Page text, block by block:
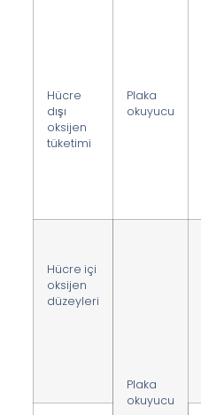
Hücre
dışı
oksijen
tüketimi
Plaka
okuyucu
Hücre içi
oksijen
düzeyleri
Plaka
okuyucu